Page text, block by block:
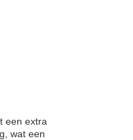
een extra
wat een